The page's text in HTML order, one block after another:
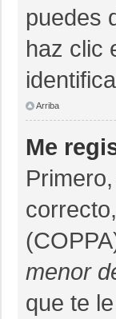
puedes
haz clic
Arriba
Me
menor
que te